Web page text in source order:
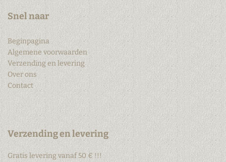
Snel naar
Beginpagina
Algemene voorwaarden
Verzending en levering
Over ons
Contact
Verzending en levering
Gratis levering vanaf 50 € !!!